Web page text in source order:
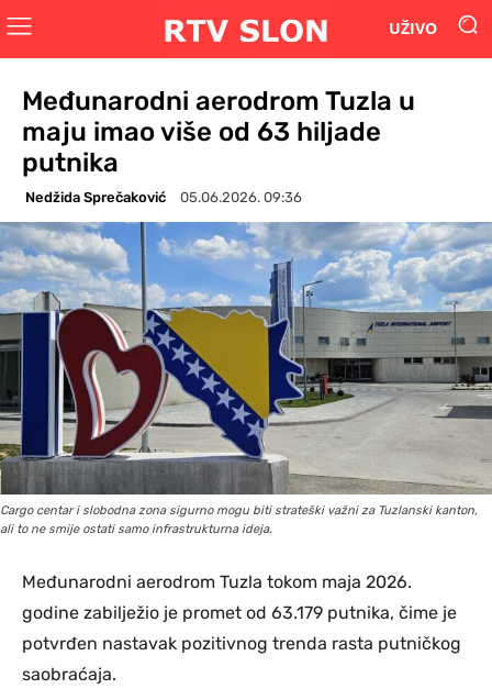
UŽIVO
Međunarodni aerodrom Tuzla u
maju imao više od 63 hiljade
putnika
Nedžida Sprečaković 05.06.2026. 09:36
Cargo centar i slobodna zona sigurno mogu biti strateški važni za Tuzlanski kanton,
ali to ne smije ostati samo infrastrukturna ideja.
Međunarodni aerodrom Tuzla tokom maja 2026.
godine zabilježio je promet od 63.179 putnika, čime je
potvrđen nastavak pozitivnog trenda rasta putničkog
saobraćaja.